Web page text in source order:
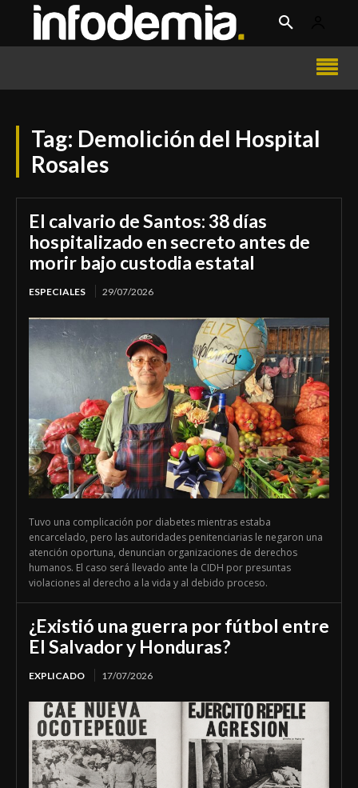
Tag: Demolición del Hospital
Rosales
El calvario de Santos: 38 días
hospitalizado en secreto antes de
morir bajo custodia estatal
ESPECIALES 29/07/2026
Tuvo una complicación por diabetes mientras estaba
encarcelado, pero las autoridades penitenciarias le negaron una
atención oportuna, denuncian organizaciones de derechos
humanos. El caso será llevado ante la CIDH por presuntas
violaciones al derecho a la vida y al debido proceso.
¿Existió una guerra por fútbol entre
El Salvador y Honduras?
EXPLICADO 17/07/2026